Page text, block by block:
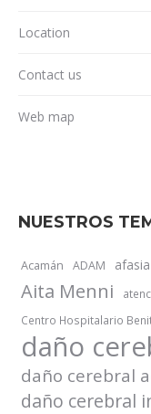
Location
Contact us
Web map
NUESTROS
Acamán ADAM afasia
Aita Menni
Centro Hospitalario
daño
daño cerebral
daño cerebral